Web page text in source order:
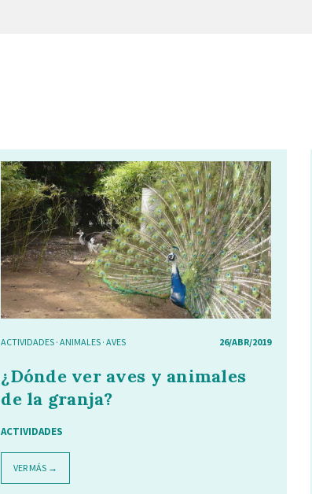
ACTIVIDADES ·ANIMALES ·AVES 26/ABR/2019
¿Dónde ver aves y animales
de la granja?
ACTIVIDADES
VER MÁS →